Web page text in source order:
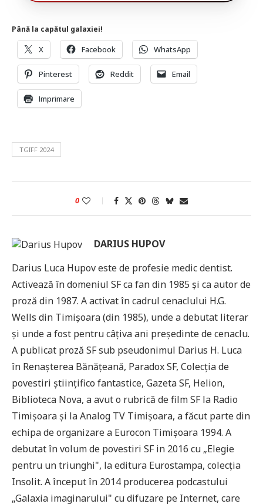
Până la capătul galaxiei!
X Facebook WhatsApp
Pinterest Reddit Email
Imprimare
TGIFF 2024
0
DARIUS HUPOV
Darius Luca Hupov este de profesie medic dentist.
Activează în domeniul SF ca fan din 1985 și ca autor de
proză din 1987. A activat în cadrul cenaclului H.G.
Wells din Timișoara (din 1985), unde a debutat literar
și unde a fost pentru câțiva ani președinte de cenaclu.
A publicat proză SF sub pseudonimul Darius H. Luca
în Renașterea Bănățeană, Paradox SF, Colecția de
povestiri științifico fantastice, Gazeta SF, Helion,
Biblioteca Nova, a avut o rubrică de film SF la Radio
Timișoara și la Analog TV Timișoara, a făcut parte din
echipa de organizare a Eurocon Timișoara 1994. A
debutat în volum de povestiri SF in 2016 cu „Elegie
pentru un triunghi", la editura Eurostampa, colecția
Insolit. A început în 2014 producerea podcastului
„Galaxia imaginarului" cu difuzare pe Internet, care